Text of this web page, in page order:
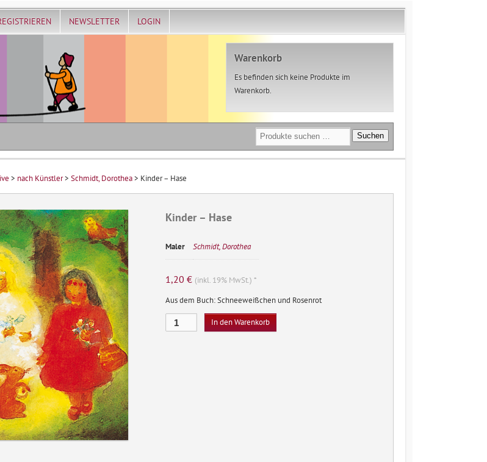
NEWSLETTER LOGIN
Warenkorb
Es befinden sich keine Produkte im
Warenkorb.
Suchen
nach:
Suchen
> nach Künstler> Schmidt, Dorothea> Kinder – Hase
Kinder – Hase
Maler Schmidt, Dorothea
1,20 € (inkl. 19% MwSt.) *
Aus dem Buch: Schneeweißchen und Rosenrot
Kinder
-
In den Warenkorb